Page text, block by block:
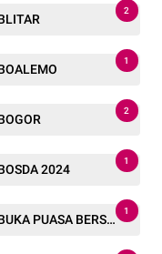
2
1
2
2024
1
PUASA BERSAMA
1